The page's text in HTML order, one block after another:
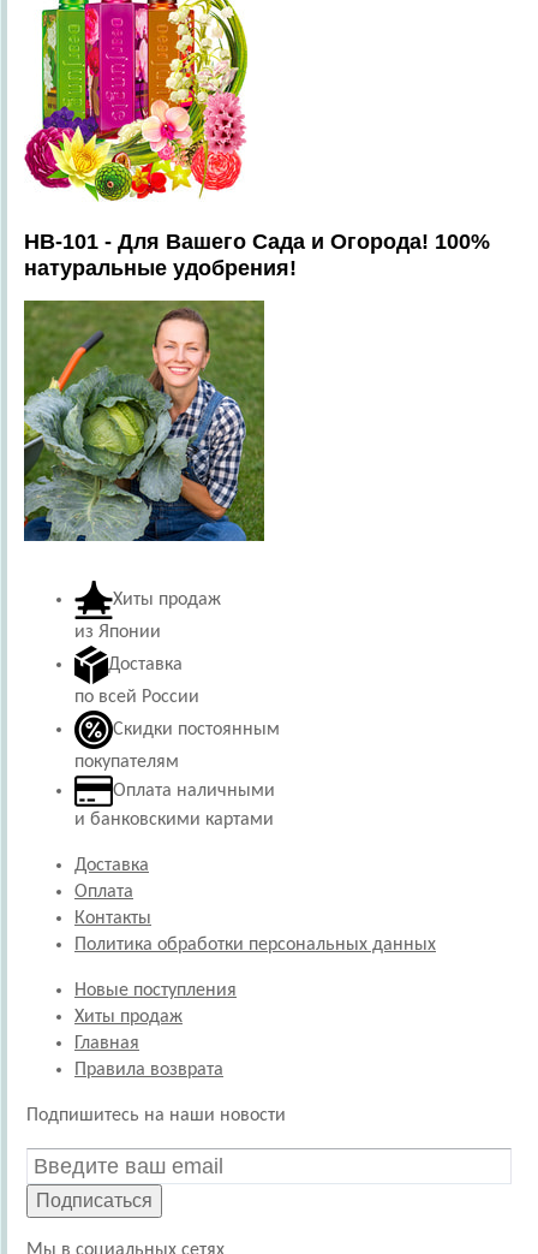
HB-101 - Для Вашего Сада и Огорода! 100%
натуральные удобрения!
Хиты продаж
из Японии
Доставка
по всей России
Скидки постоянным
покупателям
Оплата наличными
и банковскими картами
Доставка
Оплата
Контакты
Политика обработки персональных данных
Новые поступления
Хиты продаж
Главная
Правила возврата
Подпишитесь на наши новости
Подписаться